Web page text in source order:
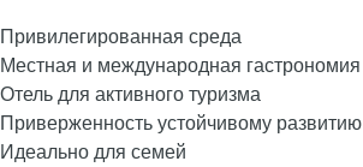
Привилегированная среда
Местная и международная гастрономия
Отель для активного туризма
Приверженность устойчивому развитию
Идеально для семей